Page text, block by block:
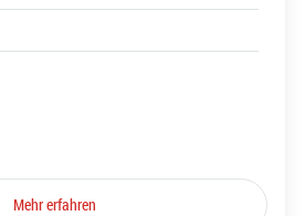
Mehr erfahren